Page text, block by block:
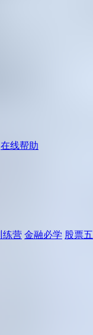
在线帮助
练营 金融必学 股票